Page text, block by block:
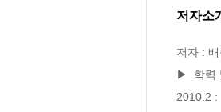
저자소
저자 : 배
▶  학력
2010.2 :